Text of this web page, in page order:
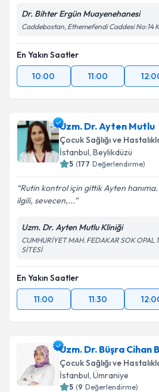
Dr. Bihter Ergün Muayenehanesi
Caddebostan, Ethemefendi Caddesi No:14
En Yakın Saatler
10:00
11:00
Uzm. Dr. Ayten Mutlu
Çocuk Sağlığı ve
İstanbul, Beylikdüzü
5 (177 Değerlendirme)
Rutin kontrol için gittik Ayten
ilgili, sevecen,...
Uzm. Dr. Ayten Mutlu Kliniği
CUMHURİYET MAH. FEDAKAR SOK OPAL
SİTESİ
En Yakın Saatler
11:00
11:30
Uzm. Dr. Büşra Cihan
Çocuk Sağlığı ve
İstanbul, Ümraniye
5 (9 Değerlendirme)